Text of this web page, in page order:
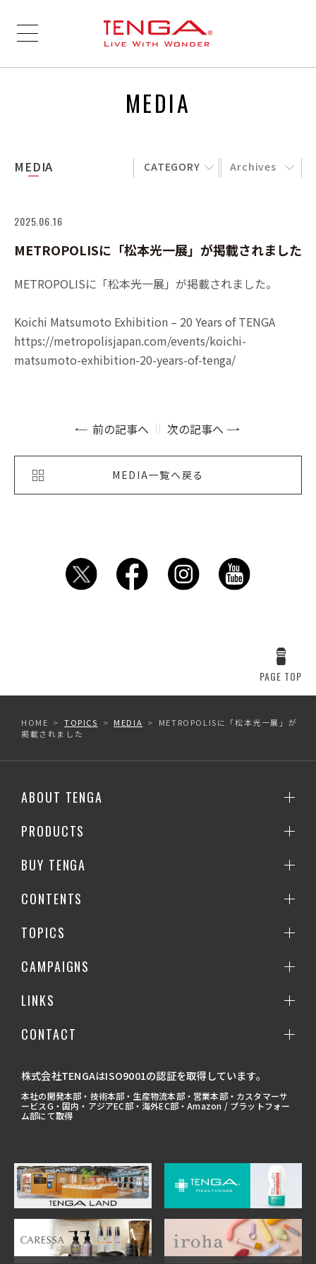
MEDIA
MEDIA CATEGORY Archives
2025.06.16
METROPOLISに「松本光一展」が掲載されました
METROPOLISに「松本光一展」が掲載されました。
Koichi Matsumoto Exhibition – 20 Years of TENGA
https://metropolisjapan.com/events/koichi-
matsumoto-exhibition-20-years-of-tenga/
前の記事へ 次の記事へ
MEDIA一覧へ戻る
PAGE TOP
HOME TOPICS MEDIA
METROPOLISに「松本光一展」が
掲載されました
ABOUT TENGA
PRODUCTS
BUY TENGA
CONTENTS
TOPICS
CAMPAIGNS
LINKS
CONTACT
株式会社TENGAはISO9001の認証を取得しています。
本社の開発本部・技術本部・生産物流本部・営業本部・カスタマーサ
ービスG・国内・アジアEC部・海外EC部・Amazon / プラットフォー
ム部にて取得